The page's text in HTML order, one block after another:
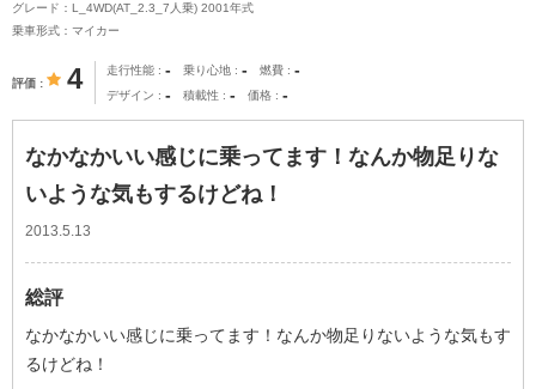
グレード：L_4WD(AT_2.3_7人乗) 2001年式
乗車形式：マイカー
評価 4 走行性能 - 乗り心地 - 燃費 -
デザイン - 積載性 - 価格 -
なかなかいい感じに乗ってます！なんか物足りな
いような気もするけどね！
2013.5.13
総評
なかなかいい感じに乗ってます！なんか物足りないような気もす
るけどね！